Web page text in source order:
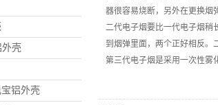
外壳
铝外壳
器很容易烧断，另外在更换烟
二代电子烟要比一代电子烟稍
到烟弹里面，两个正好相反。
第三代电子烟是采用一次性雾